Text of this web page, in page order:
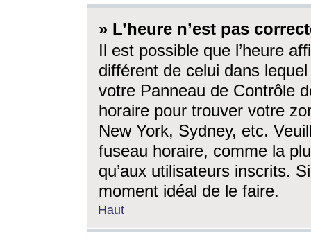
» L’heure n’est pas
Il est possible que l’heure
différent de celui dans
votre Panneau de Contrôle
horaire pour trouver votre
New York, Sydney, etc.
fuseau horaire, comme la
qu’aux utilisateurs inscrits.
moment idéal de le faire.
Haut